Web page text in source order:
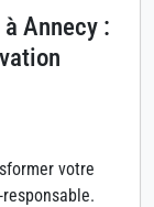
Annecy :
votre